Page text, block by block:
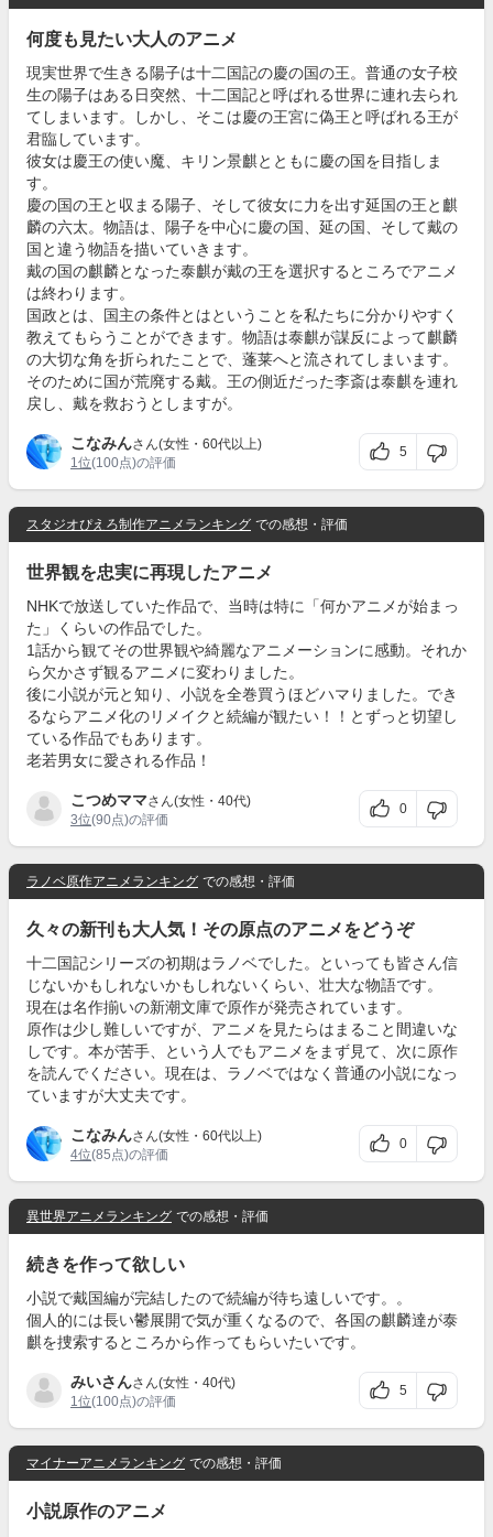
何度も見たい大人のアニメ
現実世界で生きる陽子は十二国記の慶の国の王。普通の女子校
生の陽子はある日突然、十二国記と呼ばれる世界に連れ去られ
てしまいます。しかし、そこは慶の王宮に偽王と呼ばれる王が
君臨しています。
彼女は慶王の使い魔、キリン景麒とともに慶の国を目指しま
す。
慶の国の王と収まる陽子、そして彼女に力を出す延国の王と麒
麟の六太。物語は、陽子を中心に慶の国、延の国、そして戴の
国と違う物語を描いていきます。
戴の国の麒麟となった泰麒が戴の王を選択するところでアニメ
は終わります。
国政とは、国主の条件とはということを私たちに分かりやすく
教えてもらうことができます。物語は泰麒が謀反によって麒麟
の大切な角を折られたことで、蓬莱へと流されてしまいます。
そのために国が荒廃する戴。王の側近だった李斎は泰麒を連れ
戻し、戴を救おうとしますが。
こなみんさん(女性・60代以上)
1位(100点)の評価
5
スタジオぴえろ制作アニメランキング での感想・評価
世界観を忠実に再現したアニメ
NHKで放送していた作品で、当時は特に「何かアニメが始まっ
た」くらいの作品でした。
1話から観てその世界観や綺麗なアニメーションに感動。それか
ら欠かさず観るアニメに変わりました。
後に小説が元と知り、小説を全巻買うほどハマりました。でき
るならアニメ化のリメイクと続編が観たい！！とずっと切望し
ている作品でもあります。
老若男女に愛される作品！
こつめママさん(女性・40代)
3位(90点)の評価
0
ラノベ原作アニメランキング での感想・評価
久々の新刊も大人気！その原点のアニメをどうぞ
十二国記シリーズの初期はラノベでした。といっても皆さん信
じないかもしれないかもしれないくらい、壮大な物語です。
現在は名作揃いの新潮文庫で原作が発売されています。
原作は少し難しいですが、アニメを見たらはまること間違いな
しです。本が苦手、という人でもアニメをまず見て、次に原作
を読んでください。現在は、ラノベではなく普通の小説になっ
ていますが大丈夫です。
こなみんさん(女性・60代以上)
4位(85点)の評価
0
異世界アニメランキング での感想・評価
続きを作って欲しい
小説で戴国編が完結したので続編が待ち遠しいです。。
個人的には長い鬱展開で気が重くなるので、各国の麒麟達が泰
麒を捜索するところから作ってもらいたいです。
みいさんさん(女性・40代)
1位(100点)の評価
5
マイナーアニメランキング での感想・評価
小説原作のアニメ